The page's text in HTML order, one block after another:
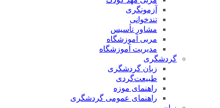
آزمونگری
تندخوانی
مشاور تأسیس
مربی آموزشگاه
مدیریت آموزشگاه
گردشگری
زبان گردشگری
طبیعت‌گردی
راهنمای موزه
راهنمای عمومی گردشگری